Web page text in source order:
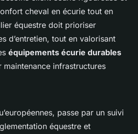
cheval en écurie tout en
équestre doit prioriser
d’entretien, tout en valorisant
équipements écurie durables
infrastructures
passe par un suivi
équestre et